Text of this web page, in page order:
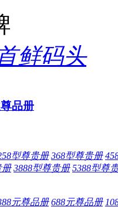
鲜码头
品册
型尊贵册 368型尊贵册
册 3888型尊贵册 5388型尊
元尊品册 688元尊品册